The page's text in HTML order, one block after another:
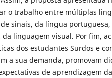
o trabalho entre múltiplas
sinais, da língua
linguagem visual. Por fim,
dos estudantes Surdos e
a sua demanda, promovam
de aprendizagem